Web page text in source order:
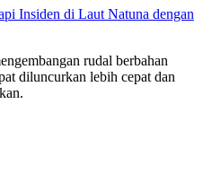
Insiden di Laut Natuna dengan
rudal berbahan
diluncurkan lebih cepat dan